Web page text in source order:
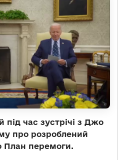
час зустрічі з Джо
про розроблений
План перемоги.